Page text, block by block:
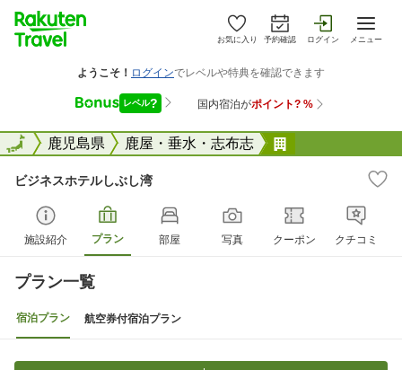
お気に入り 予約確認 ログイン メニュー
全国鹿児島県 鹿屋・垂水・志布志
全国
ビジネスホテルしぶし湾
施設紹介 プラン 部屋 写真 クーポン クチコミ
プラン一覧
宿泊プラン 航空券付宿泊プラン